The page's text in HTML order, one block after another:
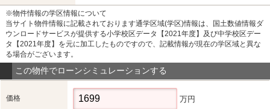
※物件情報の学区情報について
当サイト物件情報に記載されております通学区域(学区)情報は、国土数値情報ダ
ウンロードサービスが提供する小学校区データ【2021年度】及び中学校区デー
タ【2021年度】を元に加工したものですので、記載情報が現在の学区域と異な
る場合がございます。
この物件でローンシミュレーションする
価格 万円